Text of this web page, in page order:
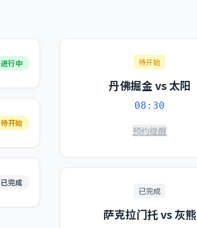
进行中
待开始
已完成
待开始
丹佛掘金 vs 太阳
08:30
预约提醒
已完成
萨克拉门托 vs 灰熊